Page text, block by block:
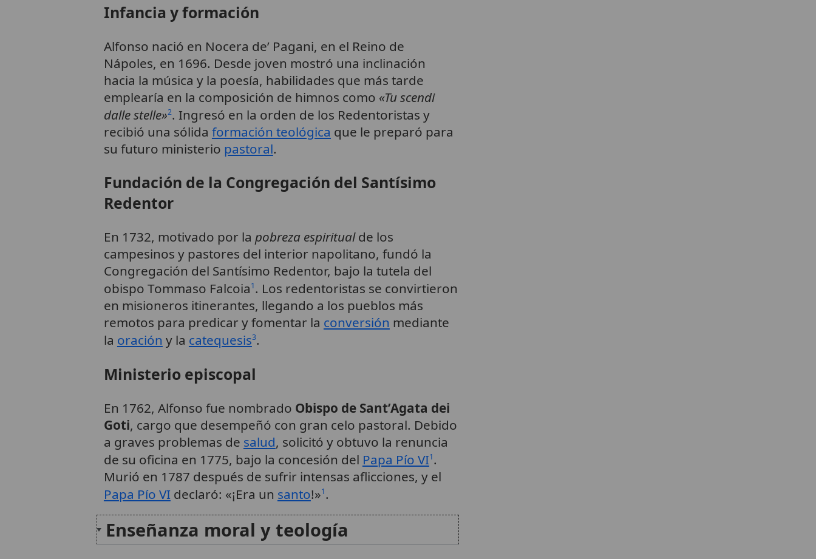
Infancia y formación
Alfonso nació en Nocera de’ Pagani, en el Reino de
Nápoles, en 1696. Desde joven mostró una inclinación
hacia la música y la poesía, habilidades que más tarde
emplearía en la composición de himnos como «Tu scendi
dalle stelle»2. Ingresó en la orden de los Redentoristas y
recibió una sólida formación teológica que le preparó para
su futuro ministerio pastoral.
Fundación de la Congregación del Santísimo
Redentor
En 1732, motivado por la pobreza espiritualde los
campesinos y pastores del interior napolitano, fundó la
Congregación del Santísimo Redentor, bajo la tutela del
obispo Tommaso Falcoia1. Los redentoristas se convirtieron
en misioneros itinerantes, llegando a los pueblos más
remotos para predicar y fomentar la conversión mediante
la oración y la catequesis3.
Ministerio episcopal
En 1762, Alfonso fue nombrado Obispo de Sant’Agata dei
Goti, cargo que desempeñó con gran celo pastoral. Debido
a graves problemas de salud, solicitó y obtuvo la renuncia
de su oficina en 1775, bajo la concesión del Papa Pío VI1.
Murió en 1787 después de sufrir intensas aflicciones, y el
Papa Pío VIdeclaró: «¡Era un santo!»1.
Enseñanza moral y teología